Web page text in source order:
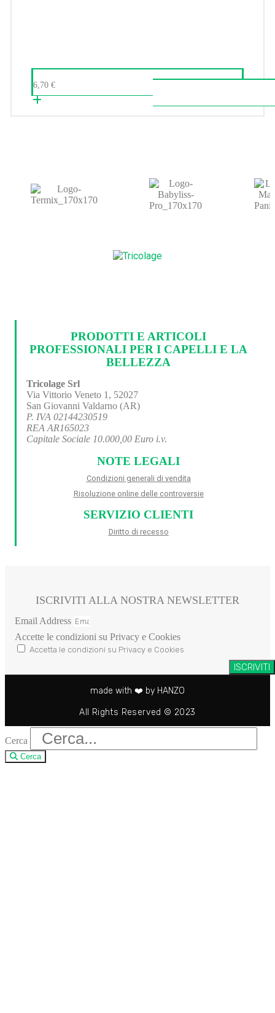
6,70 €
PRODOTTI E ARTICOLI
PROFESSIONALI PER I CAPELLI E LA
BELLEZZA
Tricolage Srl
Via Vittorio Veneto 1, 52027
San Giovanni Valdarno (AR)
P. IVA 02144230519
REA AR165023
Capitale Sociale 10.000,00 Euro i.v.
NOTE LEGALI
Condizioni generali di vendita
Risoluzione online delle controversie
SERVIZIO CLIENTI
Diritto di recesso
ISCRIVITI ALLA NOSTRA NEWSLETTER
Email Address
Accette le condizioni su Privacy e Cookies
Accetta le condizioni su Privacy e Cookies
ISCRIVITI
made with ❤️ by HANZO
All Rights Reserved © 2023
Cerca
Cerca